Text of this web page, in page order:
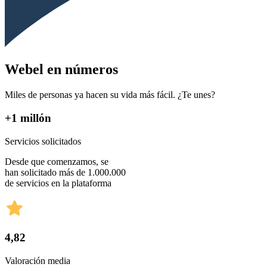
Webel en números
Miles de personas ya hacen su vida más fácil. ¿Te unes?
+1 millón
Servicios solicitados
Desde que comenzamos, se
han solicitado más de 1.000.000
de servicios en la plataforma
4,82
Valoración media